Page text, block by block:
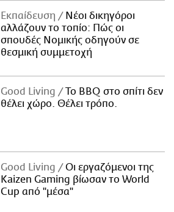
Εκπαίδευση
Νέοι δικηγόροι
αλλάζουν το τοπίο: Πώς οι
σπουδές Νομικής οδηγούν σε
θεσμική συμμετοχή
Good Living
Το BBQ στο σπίτι δεν
θέλει χώρο. Θέλει τρόπο.
Good Living
Οι εργαζόμενοι της
Kaizen Gaming βίωσαν το World
Cup από "μέσα"